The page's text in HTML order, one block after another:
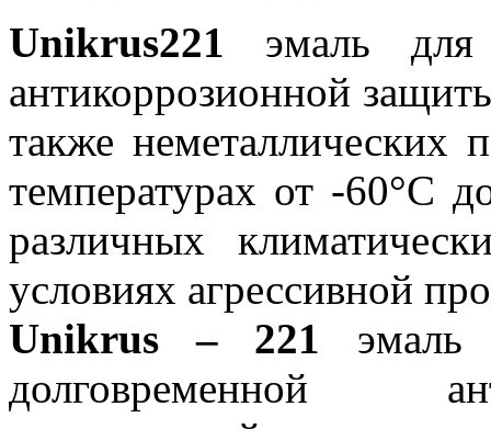
Unikrus221
эмаль для
антикоррозионной
также неметаллических
температурах от -60°С
различных
условиях агрессивной
Unikrus – 221
эмаль
долговременной